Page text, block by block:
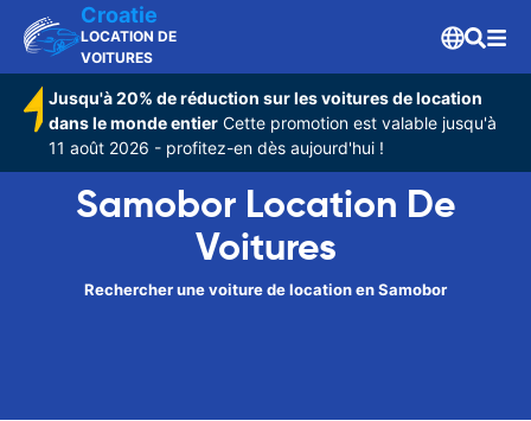
Croatie
LOCATION DE
VOITURES
Jusqu'à 20% de réduction sur les voitures de location
dans le monde entier Cette promotion est valable jusqu'à
11 août 2026 - profitez-en dès aujourd'hui !
Samobor Location De
Voitures
Rechercher une voiture de location en Samobor